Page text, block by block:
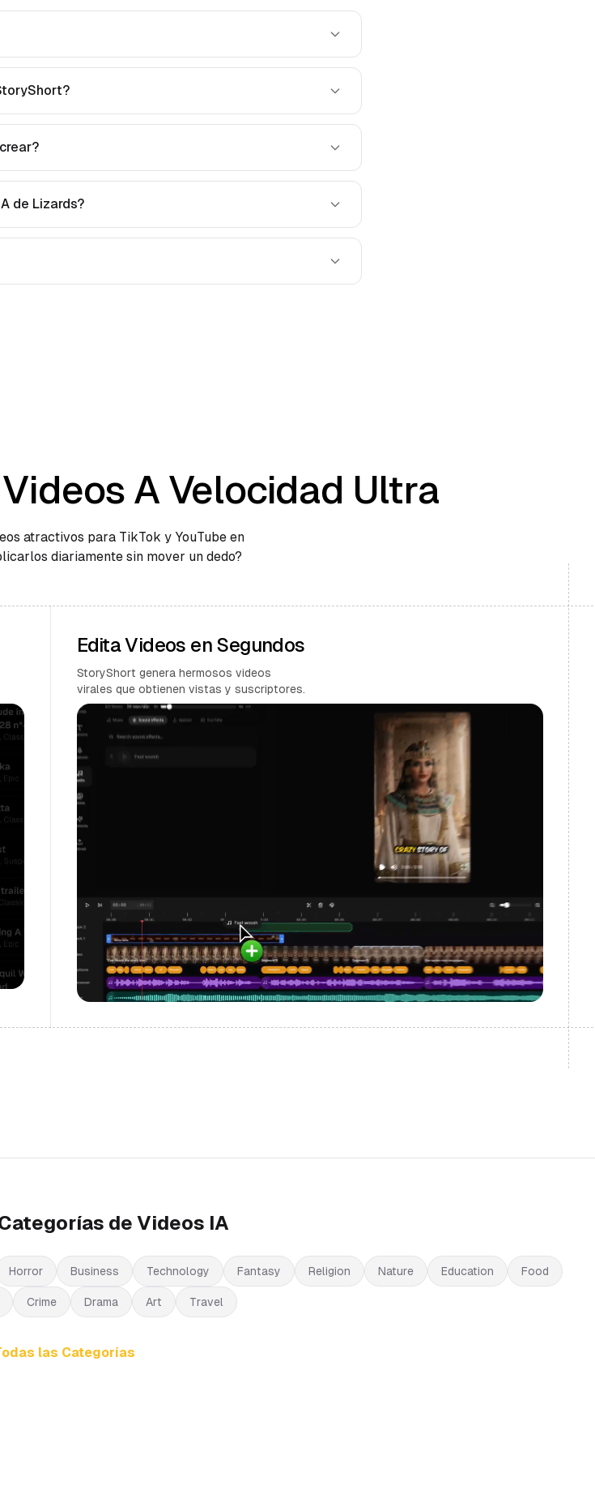
de Lizards?
A Velocidad Ultra
atractivos para TikTok y YouTube en
diariamente sin mover un dedo?
Edita Videos en Segundos
StoryShort genera hermosos videos
virales que obtienen vistas y suscriptores.
de Videos IA
Horror Business Technology Fantasy Religion Nature Education Food
Crime Drama Art Travel
las Categorías